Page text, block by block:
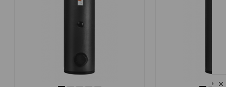
Privacy notice